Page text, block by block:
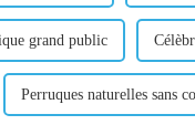
grand public
Perruques naturelles sans